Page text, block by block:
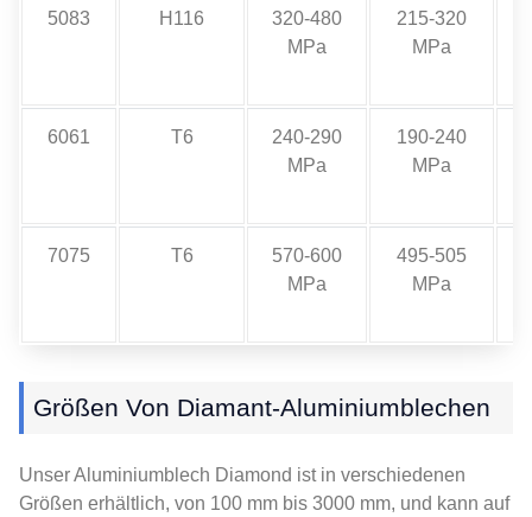
5083 H116
320-480
MPa
215-320
MPa
6061 T6
240-290
MPa
190-240
MPa
7075 T6
570-600
MPa
495-505
MPa
Größen Von Diamant-Aluminiumblechen
Unser Aluminiumblech Diamond ist in verschiedenen
Größen erhältlich, von 100 mm bis 3000 mm, und kann auf